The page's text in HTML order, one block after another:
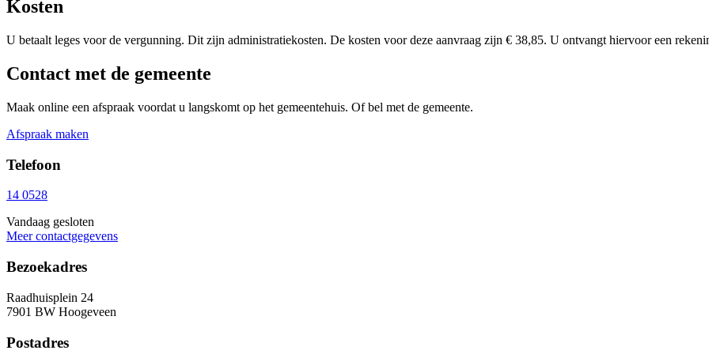
Kosten
U betaalt leges voor de vergunning. Dit zijn administratiekosten. De kosten voor deze aanvraag zijn € 38,85. U ontvangt hiervoor een
Contact met de gemeente
Maak online een afspraak voordat u langskomt op het gemeentehuis. Of bel met de gemeente.
Afspraak maken
Telefoon
14 0528
Vandaag gesloten
Meer contactgegevens
Bezoekadres
Raadhuisplein 24
7901 BW Hoogeveen
Postadres